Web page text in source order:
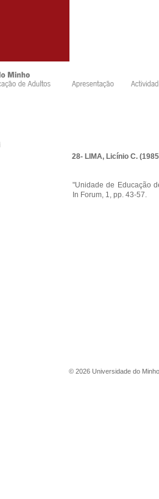
28- LIMA, Licínio C.
"Unidade de Educação
In Forum, 1, pp. 43-57.
© 2026 Universidade do